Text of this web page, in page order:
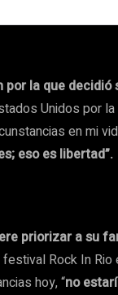
por la que decidió
Unidos por
en mi
eso es libertad”.
priorizar a su
Rock In
hoy, “no